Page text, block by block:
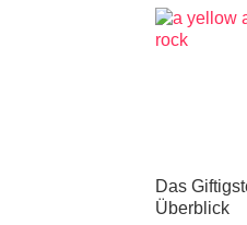
Das
Überblick